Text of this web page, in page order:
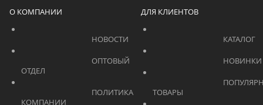
О КОМПАНИИ ДЛЯ КЛИЕНТОВ